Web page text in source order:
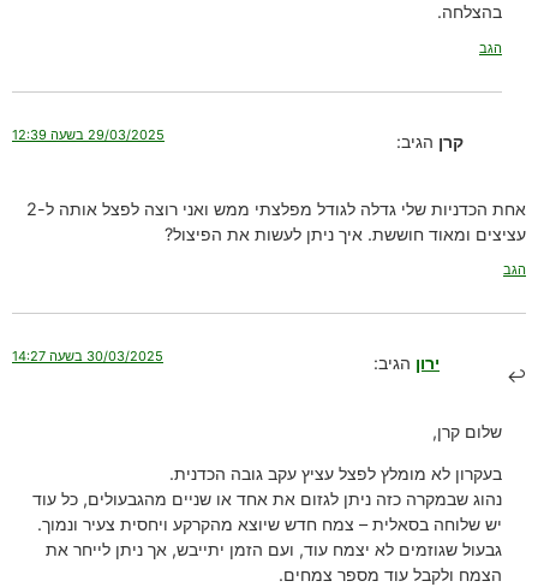
בהצלחה.
הגב
קרן הגיב: 29/03/2025 בשעה 12:39
אחת הכדניות שלי גדלה לגודל מפלצתי ממש ואני רוצה לפצל אותה ל-2
עציצים ומאוד חוששת. איך ניתן לעשות את הפיצול?
הגב
ירון הגיב: 30/03/2025 בשעה 14:27
שלום קרן,
בעקרון לא מומלץ לפצל עציץ עקב גובה הכדנית.
נהוג שבמקרה כזה ניתן לגזום את אחד או שניים מהגבעולים, כל עוד
יש שלוחה בסאלית – צמח חדש שיוצא מהקרקע ויחסית צעיר ונמוך.
גבעול שגוזמים לא יצמח עוד, ועם הזמן יתייבש, אך ניתן לייחר את
הצמח ולקבל עוד מספר צמחים.